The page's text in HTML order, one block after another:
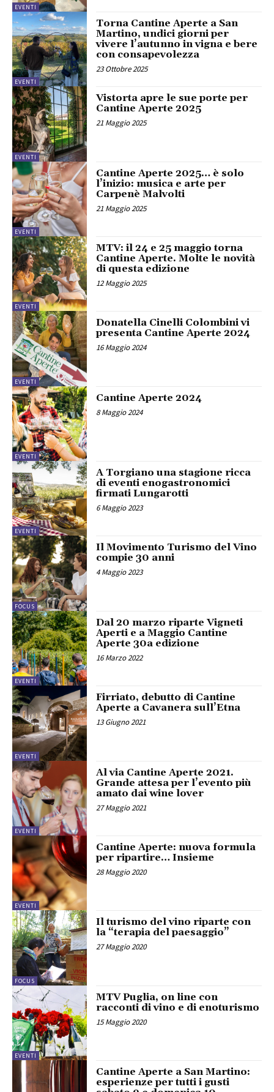
EVENTI
EVENTI
Torna Cantine Aperte a San
Martino, undici giorni per
vivere l’autunno in vigna e bere
con consapevolezza
23 Ottobre 2025
EVENTI
Vistorta apre le sue porte per
Cantine Aperte 2025
21 Maggio 2025
EVENTI
Cantine Aperte 2025… è solo
l’inizio: musica e arte per
Carpenè Malvolti
21 Maggio 2025
EVENTI
MTV: il 24 e 25 maggio torna
Cantine Aperte. Molte le novità
di questa edizione
12 Maggio 2025
EVENTI
Donatella Cinelli Colombini vi
presenta Cantine Aperte 2024
16 Maggio 2024
EVENTI
Cantine Aperte 2024
8 Maggio 2024
EVENTI
A Torgiano una stagione ricca
di eventi enogastronomici
firmati Lungarotti
6 Maggio 2023
FOCUS
Il Movimento Turismo del Vino
compie 30 anni
4 Maggio 2023
EVENTI
Dal 20 marzo riparte Vigneti
Aperti e a Maggio Cantine
Aperte 30a edizione
16 Marzo 2022
EVENTI
Firriato, debutto di Cantine
Aperte a Cavanera sull’Etna
13 Giugno 2021
EVENTI
Al via Cantine Aperte 2021.
Grande attesa per l’evento più
amato dai wine lover
27 Maggio 2021
EVENTI
Cantine Aperte: nuova formula
per ripartire… Insieme
28 Maggio 2020
FOCUS
Il turismo del vino riparte con
la “terapia del paesaggio”
27 Maggio 2020
EVENTI
MTV Puglia, on line con
racconti di vino e di enoturismo
15 Maggio 2020
Cantine Aperte a San Martino:
esperienze per tutti i gusti